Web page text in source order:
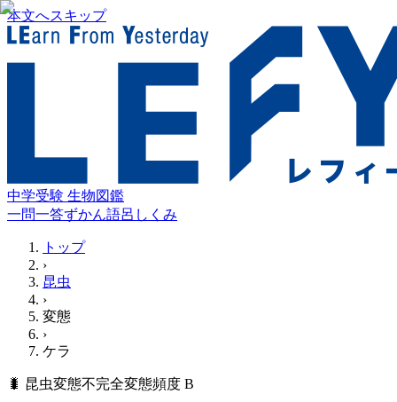
本文へスキップ
中学受験 生物図鑑
一問一答ずかん語呂 しくみ
トップ
›
昆虫
›
変態
›
ケラ
🐛 昆虫変態不完全変態頻度 B